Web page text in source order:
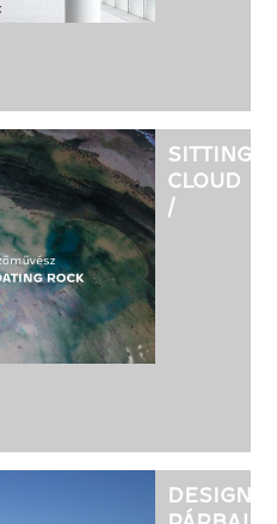
SITTING
CLOUD
/
DESIGN